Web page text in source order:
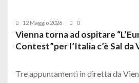
12 Maggio 2026 0
Vienna torna ad ospitare
Contest”per l’Italia c’è Sal da
Tre appuntamenti in diretta da